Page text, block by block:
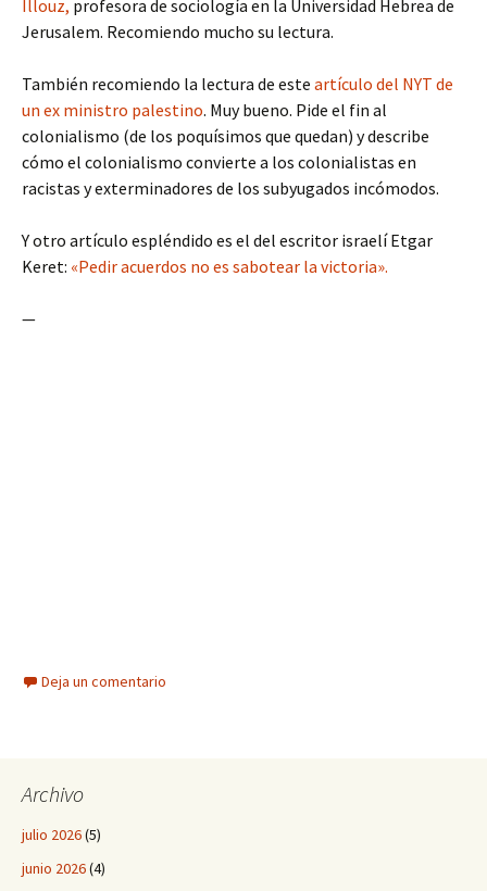
Illouz, profesora de sociología en la Universidad Hebrea de
Jerusalem. Recomiendo mucho su lectura.
También recomiendo la lectura de este artículo del NYT de
un ex ministro palestino. Muy bueno. Pide el fin al
colonialismo (de los poquísimos que quedan) y describe
cómo el colonialismo convierte a los colonialistas en
racistas y exterminadores de los subyugados incómodos.
Y otro artículo espléndido es el del escritor israelí Etgar
Keret: «Pedir acuerdos no es sabotear la victoria».
—
Deja un comentario
Archivo
julio 2026(5)
junio 2026(4)